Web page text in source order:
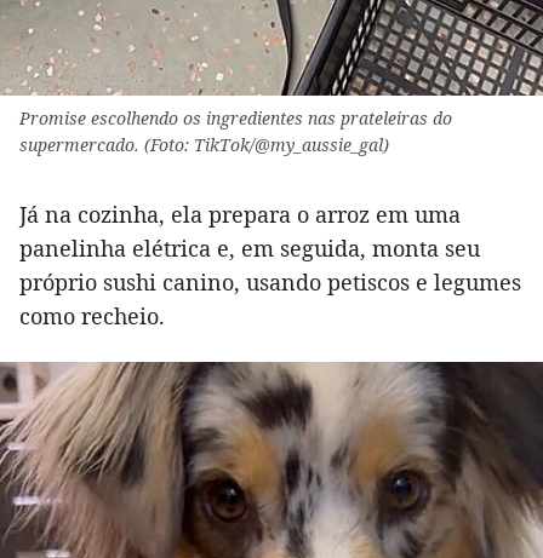
Promise escolhendo os ingredientes nas prateleiras do
supermercado. (Foto: TikTok/@my_aussie_gal)
Já na cozinha, ela prepara o arroz em uma
panelinha elétrica e, em seguida, monta seu
próprio sushi canino, usando petiscos e legumes
como recheio.